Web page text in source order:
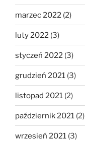
marzec 2022 (2)
luty 2022 (3)
styczeń 2022 (3)
grudzień 2021 (3)
listopad 2021 (2)
październik 2021 (2)
wrzesień 2021 (3)